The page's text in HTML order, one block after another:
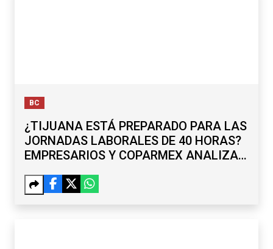
BC
¿TIJUANA ESTÁ PREPARADO PARA LAS
JORNADAS LABORALES DE 40 HORAS?
EMPRESARIOS Y COPARMEX ANALIZAN